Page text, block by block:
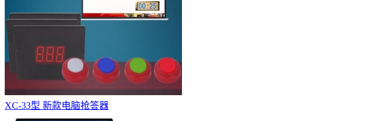
XC-33型 新款电脑抢答器